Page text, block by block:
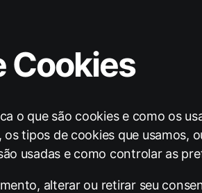
Cookies
o que são cookies e como os
tipos de cookies que usamos,
usadas e como controlar as
alterar ou retirar seu